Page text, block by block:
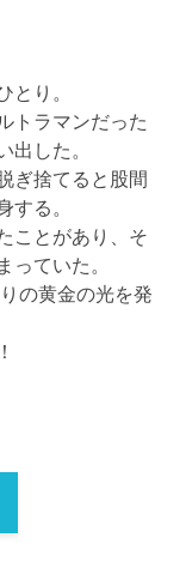
とり。
トラマンだった
出した。
ぎ捨てると股間
する。
ことがあり、そ
っていた。
の黄金の光を発